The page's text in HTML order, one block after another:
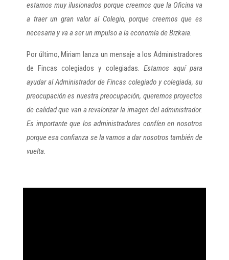
estamos muy ilusionados porque creemos que la Oficina va
a traer un gran valor al Colegio, porque creemos que es
necesaria y va a ser un impulso a la economía de Bizkaia.
Por último, Miriam lanza un mensaje a los Administradores
de Fincas colegiados y colegiadas. Estamos aquí para
ayudar al Administrador de Fincas colegiado y colegiada, su
preocupación es nuestra preocupación, queremos proyectos
de calidad que van a revalorizar la imagen del administrador.
Es importante que los administradores confíen en nosotros
porque esa confianza se la vamos a dar nosotros también de
vuelta.